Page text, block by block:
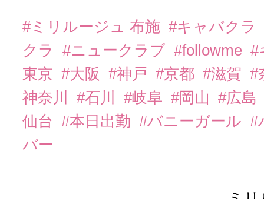
#ミリルージュ 布施 #キャバクラ
クラ
#ニュークラブ #followme #
東京 #大阪 #神戸 #京都 #滋賀 #
神奈川
#石川 #岐阜 #岡山
#広島
仙台
#本日出勤 #バニーガール #
バー